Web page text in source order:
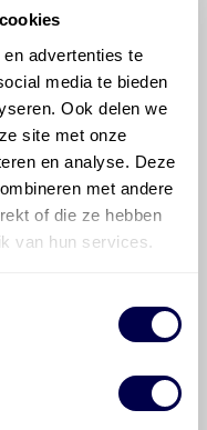
advertenties te
media te bieden
Ook delen we
site met onze
en analyse. Deze
met andere
of die ze hebben
van hun services.
in een
Coupé?
ververst
GLC-
Coupé is